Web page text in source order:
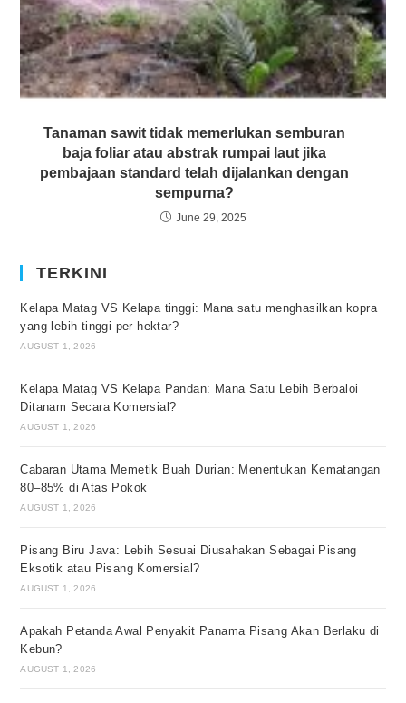
Tanaman sawit tidak memerlukan semburan
baja foliar atau abstrak rumpai laut jika
pembajaan standard telah dijalankan dengan
sempurna?
June 29, 2025
TERKINI
Kelapa Matag VS Kelapa tinggi: Mana satu menghasilkan kopra
yang lebih tinggi per hektar?
AUGUST 1, 2026
Kelapa Matag VS Kelapa Pandan: Mana Satu Lebih Berbaloi
Ditanam Secara Komersial?
AUGUST 1, 2026
Cabaran Utama Memetik Buah Durian: Menentukan Kematangan
80–85% di Atas Pokok
AUGUST 1, 2026
Pisang Biru Java: Lebih Sesuai Diusahakan Sebagai Pisang
Eksotik atau Pisang Komersial?
AUGUST 1, 2026
Apakah Petanda Awal Penyakit Panama Pisang Akan Berlaku di
Kebun?
AUGUST 1, 2026